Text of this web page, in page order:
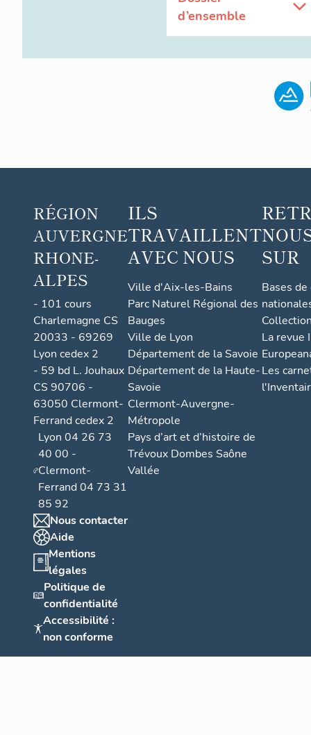
d’ensemble
RÉGION
AUVERGNE
RHONE-
ALPES
- 101 cours
Charlemagne CS
20033 - 69269
Lyon cedex 2
- 59 bd L. Jouhaux
CS 90706 -
63050 Clermont-
Ferrand cedex 2
Lyon 04 26 73
40 00 -
Clermont-
Ferrand 04 73 31
85 92
Nous contacter
Aide
Mentions
légales
Politique de
confidentialité
Accessibilité :
non conforme
ILS
TRAVAILLENT
AVEC NOUS
Ville d'Aix-les-Bains
Parc Naturel Régional des
Bauges
Ville de Lyon
Département de la Savoie
Département de la Haute-
Savoie
Clermont-Auvergne-
Métropole
Pays d’art et d’histoire de
Trévoux Dombes Saône
Vallée
SUR
Bases
La revue
Les